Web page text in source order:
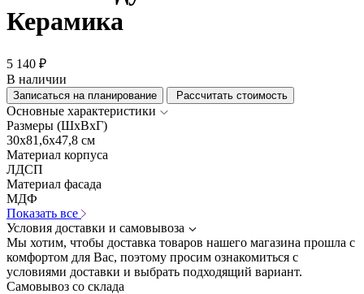
Керамика
5 140 ₽
В наличии
Записаться на планирование Рассчитать стоимость
Основные характеристики
Размеры (ШхВхГ)
30x81,6x47,8 см
Материал корпуса
ЛДСП
Материал фасада
МДФ
Показать все
Условия доставки и самовывоза
Мы хотим, чтобы доставка товаров нашего магазина прошла с
комфортом для Вас, поэтому просим ознакомиться с
условиями доставки и выбрать подходящий вариант.
Самовывоз со склада